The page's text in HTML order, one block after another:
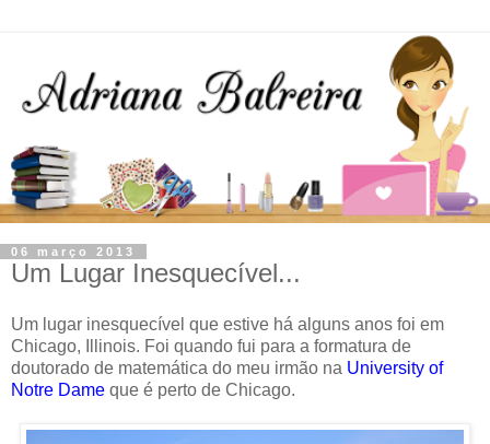
06 março 2013
Um Lugar Inesquecível...
Um lugar inesquecível que estive há alguns anos foi em
Chicago, Illinois. Foi quando fui para a formatura de
doutorado de matemática do meu irmão na University of
Notre Dame que é perto de Chicago.